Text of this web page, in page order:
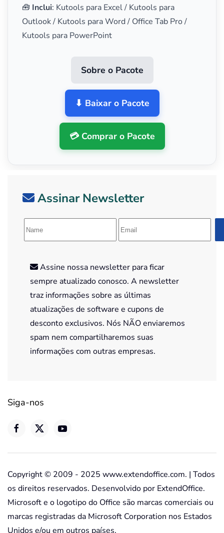
🧰 Inclui: Kutools para Excel / Kutools para
Outlook / Kutools para Word / Office Tab Pro /
Kutools para PowerPoint
Sobre o Pacote
⬇ Baixar o Pacote
💳 Comprar o Pacote
Assinar Newsletter
Assine nossa newsletter para ficar
sempre atualizado conosco. A newsletter
traz informações sobre as últimas
atualizações de software e cupons de
desconto exclusivos. Nós NÃO enviaremos
spam nem compartilharemos suas
informações com outras empresas.
Siga-nos
Copyright © 2009 - 2025 www.extendoffice.com. | Todos
os direitos reservados. Desenvolvido por ExtendOffice.
Microsoft e o logotipo do Office são marcas comerciais ou
marcas registradas da Microsoft Corporation nos Estados
Unidos e/ou em outros países.